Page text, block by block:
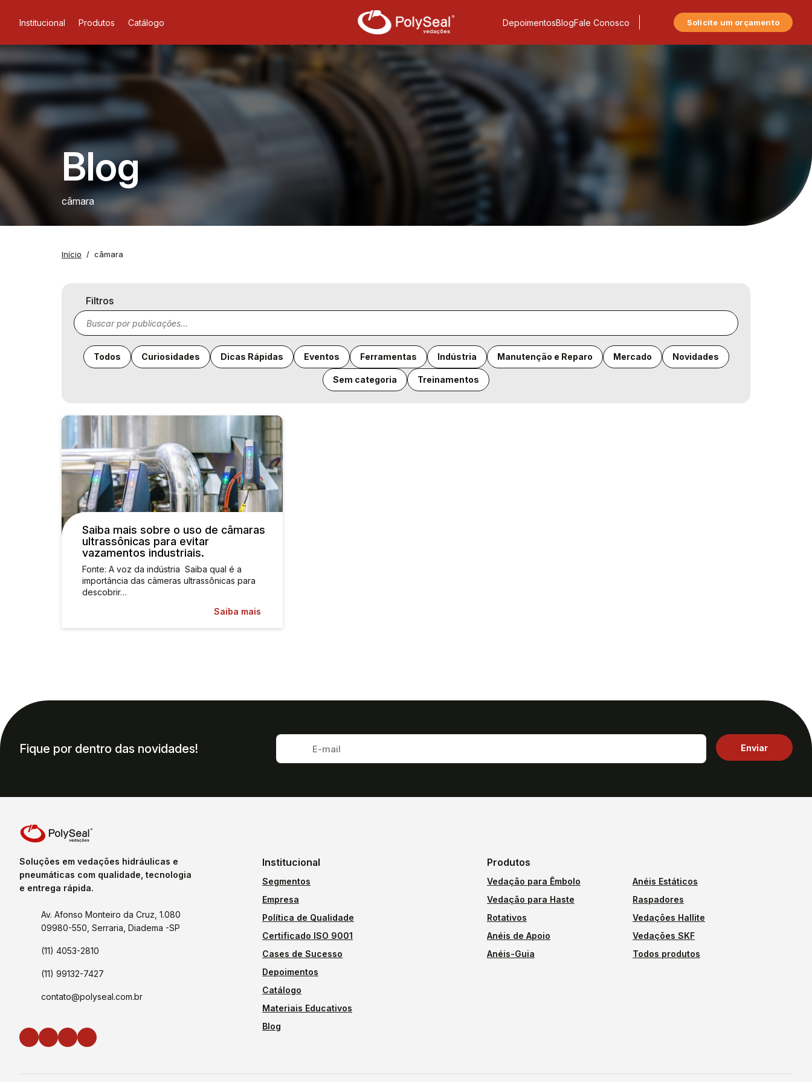
Institucional Produtos Catálogo DepoimentosBlogFale Conosco Solicite um orçamento
Blog
câmara
Início câmara
Filtros
Todos Curiosidades Dicas Rápidas Eventos Ferramentas Indústria Manutenção e Reparo Mercado Novidades
Sem categoria Treinamentos
Saiba mais sobre o uso de câmaras
ultrassônicas para evitar
vazamentos industriais.
Fonte: A voz da indústria Saiba qual é a
importância das câmeras ultrassônicas para
descobrir…
Saiba mais
Fique por dentro das novidades!
Soluções em vedações hidráulicas e
pneumáticas com qualidade, tecnologia
e entrega rápida.
Av. Afonso Monteiro da Cruz, 1.080
09980-550, Serraria, Diadema -SP
(11) 4053-2810
(11) 99132-7427
contato@polyseal.com.br
Institucional
Segmentos
Empresa
Política de Qualidade
Certificado ISO 9001
Cases de Sucesso
Depoimentos
Catálogo
Materiais Educativos
Blog
Produtos
Vedação para Êmbolo
Vedação para Haste
Rotativos
Anéis de Apoio
Anéis-Guia
Anéis Estáticos
Raspadores
Vedações Hallite
Vedações SKF
Todos produtos